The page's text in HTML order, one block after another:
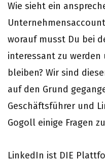
Wie sieht ein
worauf musst Du bei
interessant zu
bleiben? Wir sind
auf den Grund
Geschäftsführer und
Gogoll einige Fragen
LinkedIn ist DIE